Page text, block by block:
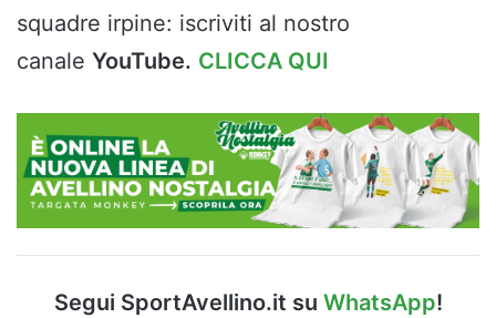
squadre irpine: iscriviti al nostro
canale YouTube. CLICCA QUI
Segui SportAvellino.it su WhatsApp!